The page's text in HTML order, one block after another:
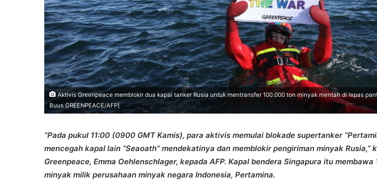
Aktivis Greenpeace memblokir dua kapal tanker Rusia untuk mentransfer 100.000 ton minyak mentah di lepas
Buus GREENPEACE/AFP]
“Pada pukul 11:00 (0900 GMT Kamis), para aktivis memulai blokade supertanker
mencegah kapal lain “Seaoath” mendekatinya dan memblokir pengiriman minyak Rusia,”
Greenpeace, Emma Oehlenschlager, kepada AFP. Kapal bendera Singapura itu membawa
minyak milik perusahaan minyak negara Indonesia, Pertamina.